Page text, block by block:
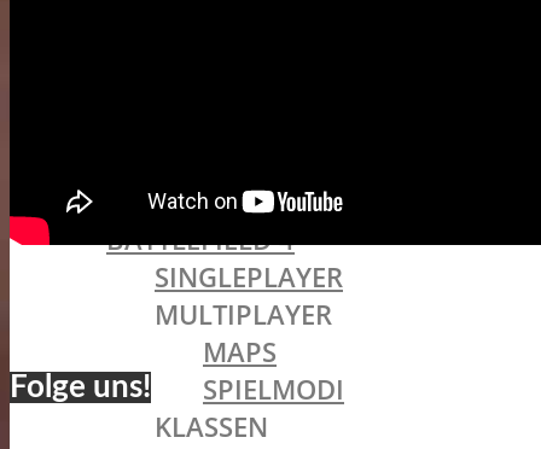
BATTLEFIELD OLDIES
BATTLEFIELD 4
SINGLEPLAYER
MULTIPLAYER
MAPS
SPIELMODI
KLASSEN
Folge uns!